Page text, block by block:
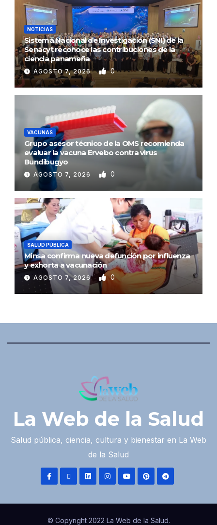
NOTICIAS
Sistema Nacional de Investigación (SNI) de la
Senacyt reconoce las contribuciones de la
ciencia panameña
AGOSTO 7, 2026 0
VACUNAS
Grupo asesor técnico de la OMS recomienda
evaluar la vacuna Ervebo contra virus
Bundibugyo
AGOSTO 7, 2026 0
SALUD PÚBLICA
Minsa confirma nueva defunción por influenza
y exhorta a vacunación
AGOSTO 7, 2026 0
La Web de la Salud
Salud pública, ciencia, cultura y bienestar en La Web
de la Salud
© Copyright 2022 La Web de la Salud.